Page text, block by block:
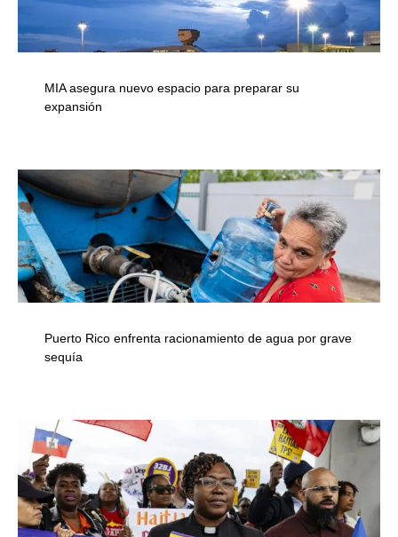
MIA asegura nuevo espacio para preparar su
expansión
Puerto Rico enfrenta racionamiento de agua por grave
sequía